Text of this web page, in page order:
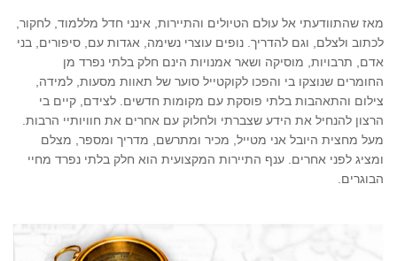
מאז שהתוודעתי אל עולם הטיולים והתיירות, אינני חדל מללמוד, לחקור,
לכתוב ולצלם, וגם להדריך. נופים עוצרי נשימה, אגדות עם, סיפורים, בני
אדם, תרבויות, מוסיקה ושאר אמנויות הינם חלק בלתי נפרד מן
החומרים שנוצקו בי והפכו לקוקטייל סוער של תאוות מסעות, למידה,
צילום והתאהבות בלתי פוסקת עם מקומות חדשים. לצידם, קיים בי
הרצון להנחיל את הידע שצברתי ולחלוק עם אחרים את חוויותיי הרבות.
מעל מחצית היובל אני מטייל, מכיר ומתרשם, מדריך ומספר, מצלם
ומציג לפני אחרים. ענף התיירות המקצועית הוא חלק בלתי נפרד מחיי
הבוגרים.